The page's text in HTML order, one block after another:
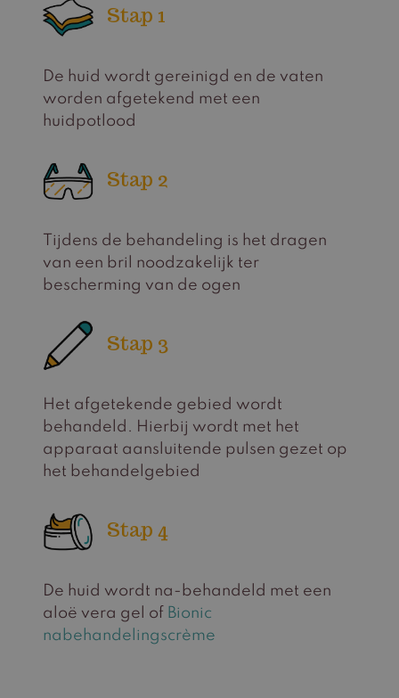
Stap 1
De huid wordt gereinigd en de vaten
worden afgetekend met een
huidpotlood
Stap 2
Tijdens de behandeling is het dragen
van een bril noodzakelijk ter
bescherming van de ogen
Stap 3
Het afgetekende gebied wordt
behandeld. Hierbij wordt met het
apparaat aansluitende pulsen gezet op
het behandelgebied
Stap 4
De huid wordt na-behandeld met een
aloë vera gel of Bionic
nabehandelingscrème